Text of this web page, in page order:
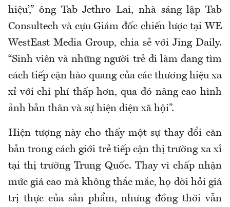
hiệu’,” ông Tab Jethro Lai, nhà sáng lập Tab
Consultech và cựu Giám đốc chiến lược tại WE
WestEast Media Group, chia sẻ với Jing Daily.
“Sinh viên và những người trẻ đi làm đang tìm
cách tiếp cận hào quang của các thương hiệu xa
xỉ với chi phí thấp hơn, qua đó nâng cao hình
ảnh bản thân và sự hiện diện xã hội”.
Hiện tượng này cho thấy một sự thay đổi căn
bản trong cách giới trẻ tiếp cận thị trường xa xỉ
tại thị trường Trung Quốc. Thay vì chấp nhận
mức giá cao mà không thắc mắc, họ đòi hỏi giá
trị thực của sản phẩm, nhưng đồng thời vẫn